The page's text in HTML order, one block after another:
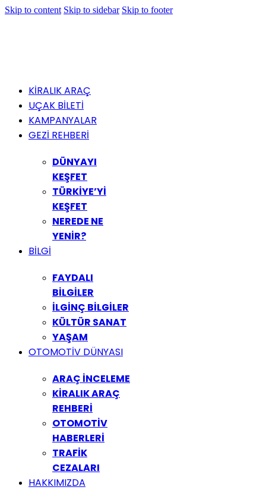
Skip to content Skip to sidebar Skip to footer
KİRALIK ARAÇ
UÇAK BİLETİ
KAMPANYALAR
GEZİ REHBERİ
DÜNYAYI
KEŞFET
TÜRKİYE’Yİ
KEŞFET
NEREDE NE
YENİR?
BİLGİ
FAYDALI
BİLGİLER
İLGİNÇ BİLGİLER
KÜLTÜR SANAT
YAŞAM
OTOMOTİV DÜNYASI
ARAÇ İNCELEME
KİRALIK ARAÇ
REHBERİ
OTOMOTİV
HABERLERİ
TRAFİK
CEZALARI
HAKKIMIZDA